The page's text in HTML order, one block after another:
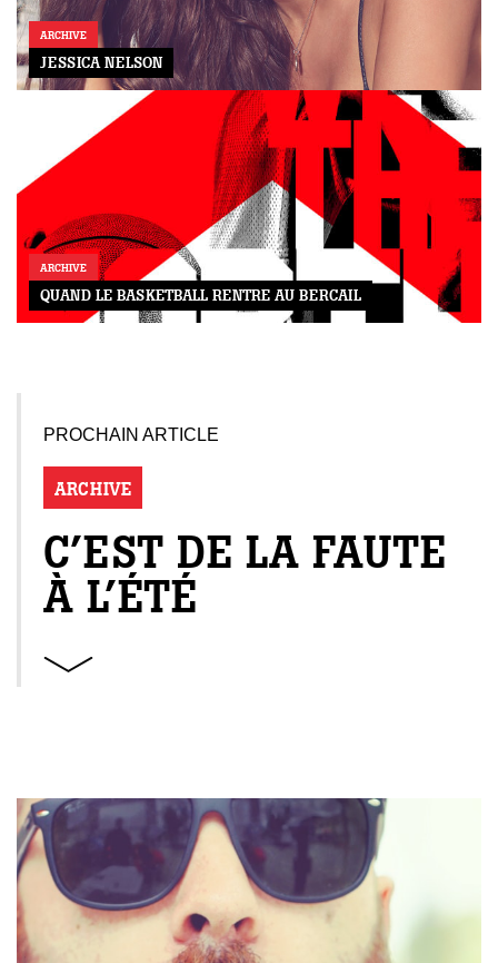
ARCHIVE
JESSICA NELSON
ARCHIVE
QUAND LE BASKETBALL RENTRE AU BERCAIL
PROCHAIN ARTICLE
ARCHIVE
C’EST DE LA FAUTE
À L’ÉTÉ